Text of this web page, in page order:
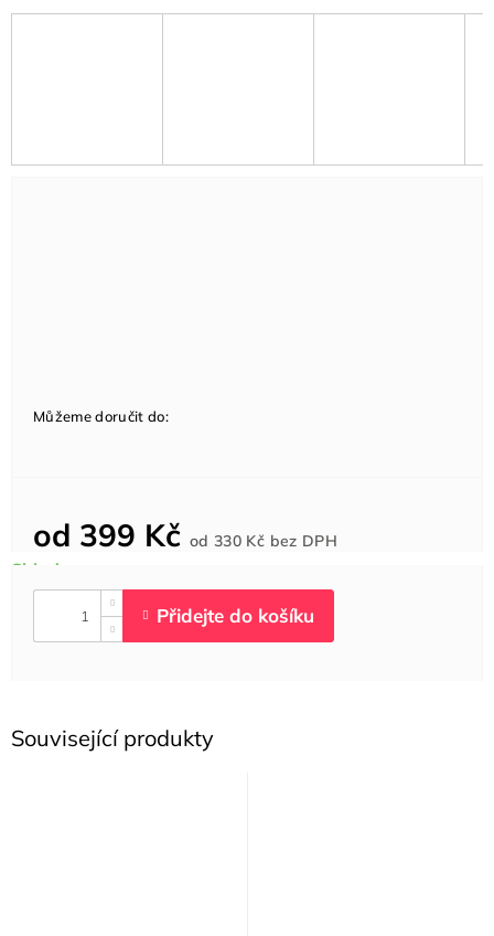
od 399 Kč od330 Kč bez DPHcena:
Můžeme doručit do:
Související produkty